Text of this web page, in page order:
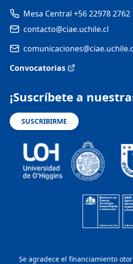
Mesa Central +56 22978 2762
contacto@ciae.uchile.cl
Convocatorias
¡Suscríbete a
SUSCRIBIRME
Se agradece el financiamiento